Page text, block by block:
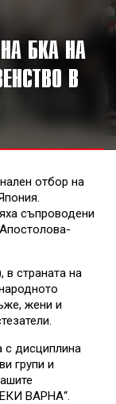
БКА НА
В
отбор на
съпроводени
в страната на
жени и
с дисциплина
групи и
ВАРНА“.